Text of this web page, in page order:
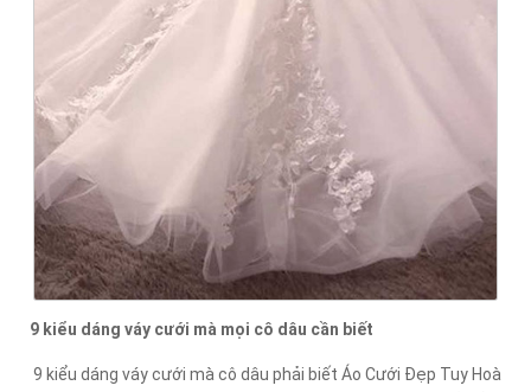
9 kiểu dáng váy cưới mà mọi cô dâu cần biết
9 kiểu dáng váy cưới mà cô dâu phải biết Áo Cưới Đẹp Tuy Hoà